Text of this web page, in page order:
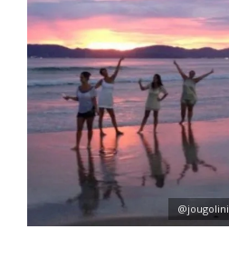
@jougolini